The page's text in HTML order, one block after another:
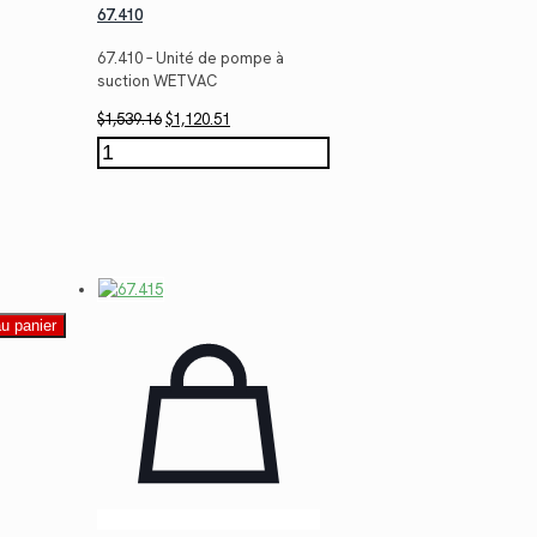
67.410
67.410 – Unité de pompe à
suction WETVAC
$1,539.16Le
prix
initial
$1,120.51
prix
actuel
quantité
de
panier